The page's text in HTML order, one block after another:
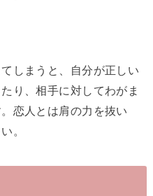
しまうと、自分が正しい
り、相手に対してわがま
恋人とは肩の力を抜い
。